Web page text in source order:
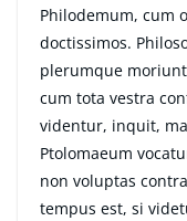
Philodemum, cum
doctissimos.
plerumque
cum tota vestra
videntur, inquit,
Ptolomaeum
non voluptas
tempus est, si